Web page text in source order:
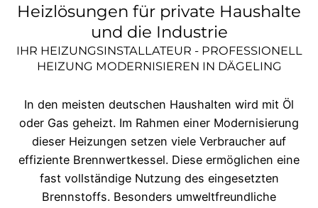
Heizlösungen für private Haushalte
und die Industrie
IHR HEIZUNGSINSTALLATEUR - PROFESSIONELL
HEIZUNG MODERNISIEREN IN DÄGELING
In den meisten deutschen Haushalten wird mit Öl
oder Gas geheizt. Im Rahmen einer Modernisierung
dieser Heizungen setzen viele Verbraucher auf
effiziente Brennwertkessel. Diese ermöglichen eine
fast vollständige Nutzung des eingesetzten
Brennstoffs. Besonders umweltfreundliche